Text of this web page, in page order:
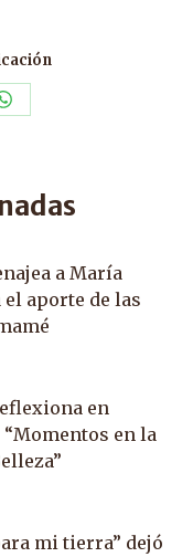
Share
a María
aporte de las
en
en la
mi tierra” dejó